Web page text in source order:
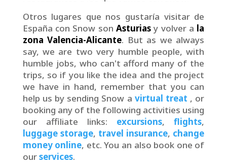
Otros lugares que nos gustaría visitar de
España con Snow son Asturias y volver a la
zona Valencia-Alicante. But as we always
say, we are two very humble people, with
humble jobs, who can't afford many of the
trips, so if you like the idea and the project
we have in hand, remember that you can
help us by sending Snow a virtual treat , or
booking any of the following activities using
our affiliate links: excursions,flights,
luggage storage, travel insurance, change
money online, etc. You an also book one of
ourservices.